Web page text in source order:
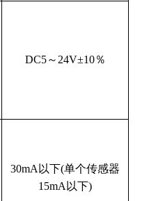
DC5～ 24V±10％
30mA 以下(单个传感器
15mA 以下)